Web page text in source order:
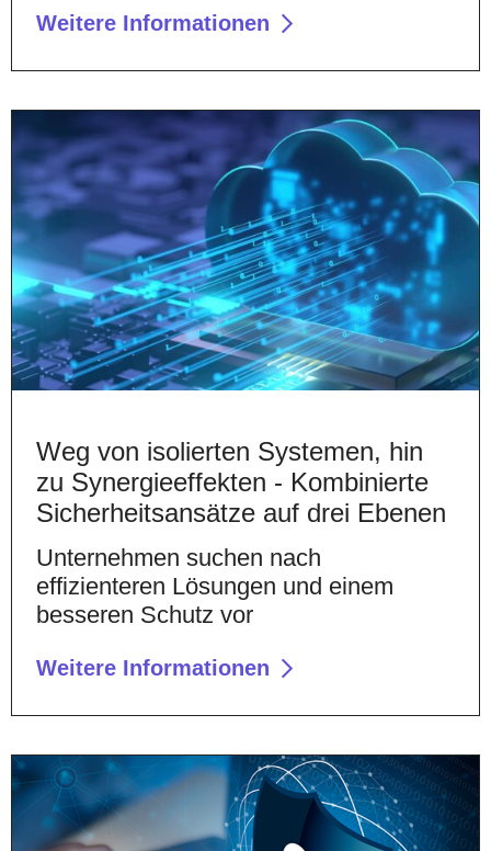
Weitere Informationen
Weg von isolierten Systemen, hin
zu Synergieeffekten - Kombinierte
Sicherheitsansätze auf drei Ebenen
Unternehmen suchen nach
effizienteren Lösungen und einem
besseren Schutz vor
Weitere Informationen